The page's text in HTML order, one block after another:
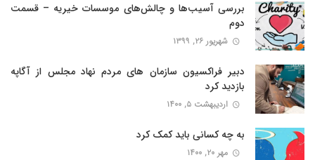
بررسی آسیب‌ها و چالش‌های موسسات خیریه – قسمت
دوم
شهریور ۲۶, ۱۳۹۹
دبیر فراکسیون سازمان های مردم نهاد مجلس از آگاپه
بازدید کرد
اردیبهشت ۵, ۱۴۰۰
به چه کسانی باید کمک کرد
مهر ۲۰, ۱۴۰۰